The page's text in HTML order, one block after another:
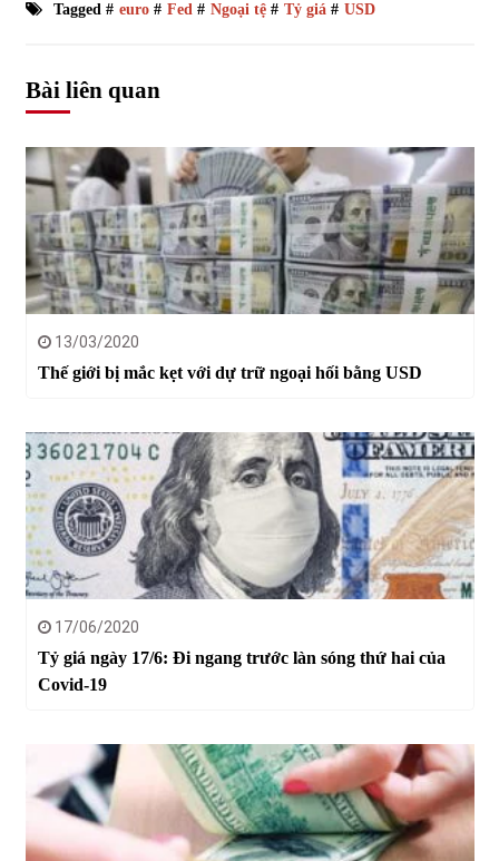
Tagged # euro# Fed# Ngoại tệ# Tỷ giá# USD
Bài liên quan
13/03/2020
Thế giới bị mắc kẹt với dự trữ ngoại hối bằng USD
17/06/2020
Tỷ giá ngày 17/6: Đi ngang trước làn sóng thứ hai của
Covid-19